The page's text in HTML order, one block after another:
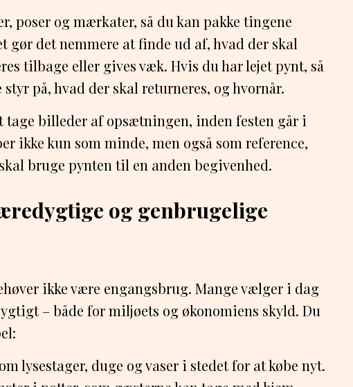
poser og mærkater, så du kan pakke tingene
gør det nemmere at finde ud af, hvad der skal
tilbage eller gives væk. Hvis du har lejet pynt, så
styr på, hvad der skal returneres, og hvornår.
tage billeder af opsætningen, inden festen går i
ikke kun som minde, men også som reference,
bruge pynten til en anden begivenhed.
og genbrugelige
ikke være engangsbrug. Mange vælger i dag
– både for miljøets og økonomiens skyld. Du
lysestager, duge og vaser i stedet for at købe nyt.